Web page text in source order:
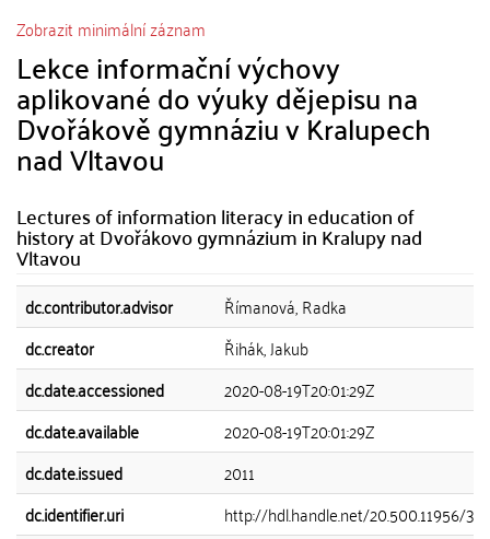
Zobrazit minimální záznam
Lekce informační výchovy
aplikované do výuky dějepisu na
Dvořákově gymnáziu v Kralupech
nad Vltavou
Lectures of information literacy in education of
history at Dvořákovo gymnázium in Kralupy nad
Vltavou
dc.contributor.advisor
Římanová, Radka
dc.creator
Řihák, Jakub
dc.date.accessioned
2020-08-19T20:01:29Z
dc.date.available
2020-08-19T20:01:29Z
dc.date.issued
2011
dc.identifier.uri
http://hdl.handle.net/20.500.11956/